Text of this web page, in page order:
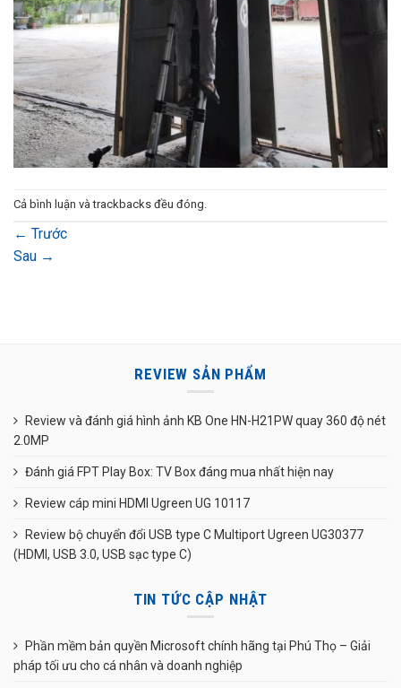
Cả bình luận và trackbacks đều đóng.
← Trước
Sau →
REVIEW SẢN PHẨM
Review và đánh giá hình ảnh KB One HN-H21PW quay 360 độ nét
2.0MP
Đánh giá FPT Play Box: TV Box đáng mua nhất hiện nay
Review cáp mini HDMI Ugreen UG 10117
Review bộ chuyển đổi USB type C Multiport Ugreen UG30377
(HDMI, USB 3.0, USB sạc type C)
TIN TỨC CẬP NHẬT
Phần mềm bản quyền Microsoft chính hãng tại Phú Thọ – Giải
pháp tối ưu cho cá nhân và doanh nghiệp